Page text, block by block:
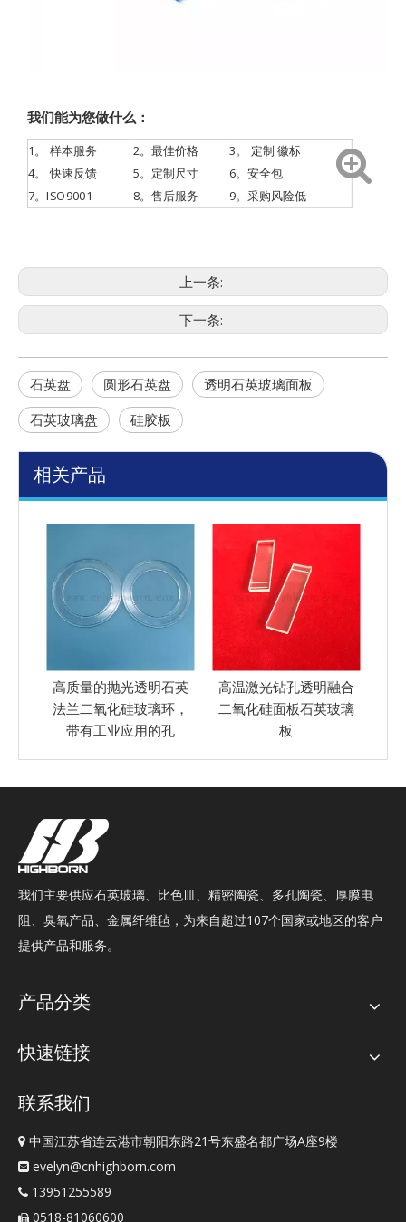
我们能为您做什么：
1。 样本服务 2。最佳价格 3。 定制 徽标
4。快速反馈 5。定制尺寸
6。安全包
7。ISO9001
8。售后服务 9。采购风险低
上一条:
下一条:
石英盘 圆形石英盘
透明石英玻璃面板
石英玻璃盘
硅胶板
相关产品
高温激光钻孔透明融合
二氧化硅面板石英玻璃
板
定制的透明圆形耐热熔
融二氧化硅玻璃盘
我们主要供应石英玻璃、比色皿、精密陶瓷、多孔陶瓷、厚膜电
阻、臭氧产品、金属纤维毡，为来自超过107个国家或地区的客户
提供产品和服务。
产品分类
快速链接
联系我们
 中国江苏省连云港市朝阳东路21号东盛名都广场A座9楼
 evelyn@cnhighborn.com
 13951255589
 0518-81060600